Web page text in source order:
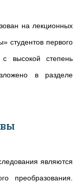
на лекционных
студентов первого
высокой степень
в разделе
являются
преобразования.